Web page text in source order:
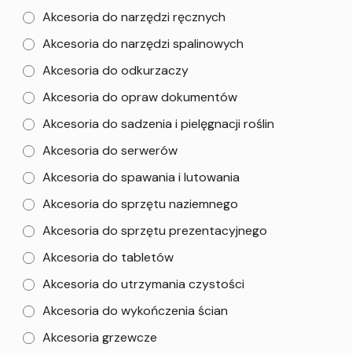
Akcesoria do narzędzi ręcznych
Akcesoria do narzędzi spalinowych
Akcesoria do odkurzaczy
Akcesoria do opraw dokumentów
Akcesoria do sadzenia i pielęgnacji roślin
Akcesoria do serwerów
Akcesoria do spawania i lutowania
Akcesoria do sprzętu naziemnego
Akcesoria do sprzętu prezentacyjnego
Akcesoria do tabletów
Akcesoria do utrzymania czystości
Akcesoria do wykończenia ścian
Akcesoria grzewcze